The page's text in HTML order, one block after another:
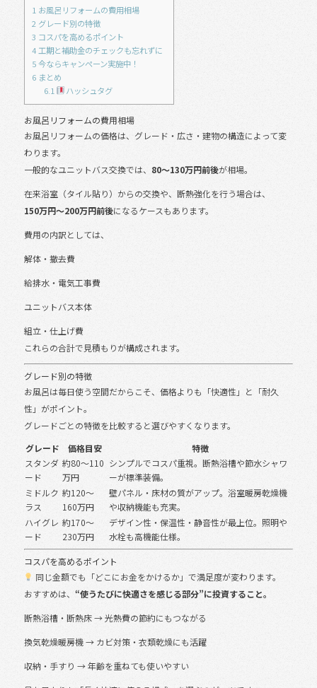
1 お風呂リフォームの費用相場
2 グレード別の特徴
3 コスパを高めるポイント
4工期と補助金のチェックも忘れずに
5今ならキャンペーン実施中！
6まとめ
6.1
ハッシュタグ
お風呂リフォームの費用相場
お風呂リフォームの価格は、グレード・広さ・建物の構造によって変
わります。
一般的なユニットバス交換では、 80〜130万円前後が相場。
在来浴室（タイル貼り）からの交換や、断熱強化を行う場合は、
150万円〜200万円前後になるケースもあります。
費用の内訳としては、
解体・撤去費
給排水・電気工事費
ユニットバス本体
組立・仕上げ費
これらの合計で見積もりが構成されます。
グレード別の特徴
お風呂は毎日使う空間だからこそ、価格よりも「快適性」と「耐久
性」がポイント。
グレードごとの特徴を比較すると選びやすくなります。
グレード
価格目安
特徴
スタンダ
ード
約80〜110
万円
シンプルでコスパ重視。断熱浴槽や節水シャワ
ーが標準装備。
ミドルク
ラス
約120〜
160万円
壁パネル・床材の質がアップ。浴室暖房乾燥機
や収納機能も充実。
ハイグレ
ード
約170〜
230万円
デザイン性・保温性・静音性が最上位。照明や
水栓も高機能仕様。
コスパを高めるポイント
同じ金額でも「どこにお金をかけるか」で満足度が変わります。
おすすめは、 “使うたびに快適さを感じる部分”に投資すること。
断熱浴槽・断熱床 → 光熱費の節約にもつながる
換気乾燥暖房機 → カビ対策・衣類乾燥にも活躍
収納・手すり → 年齢を重ねても使いやすい